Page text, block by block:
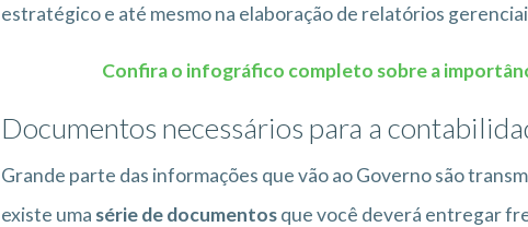
estratégico e até mesmo na elaboração de relatórios
Confira o infográfico completo sobre a
Documentos necessários para a
Grande parte das informações que vão ao Governo são
existe uma série de documentosque você deverá entregar